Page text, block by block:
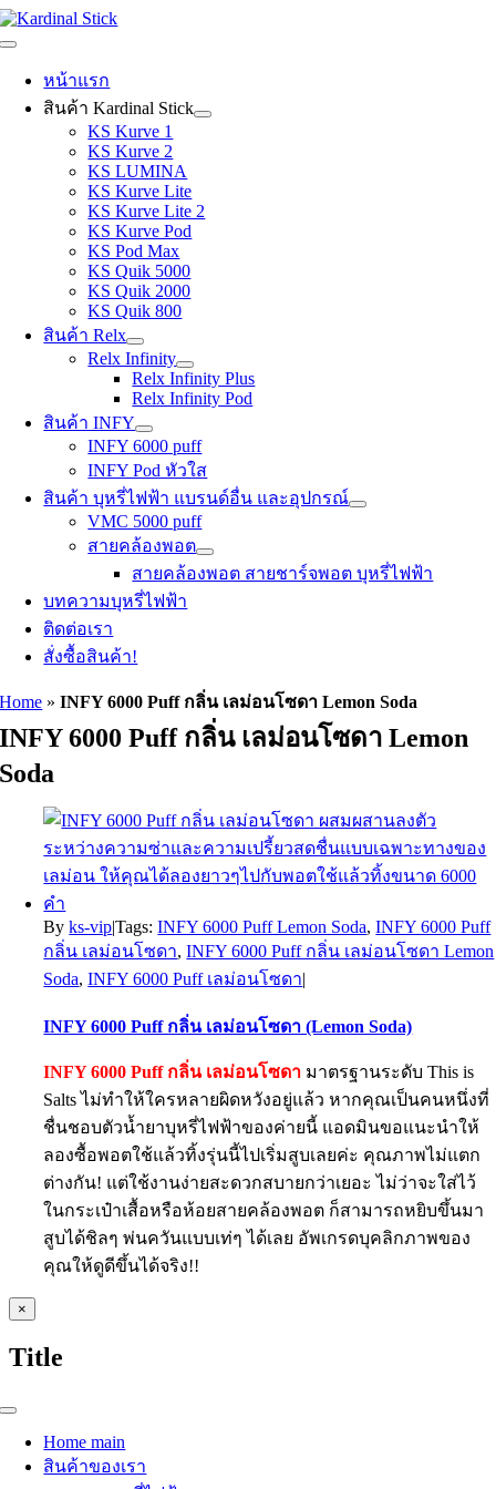
Skip
to
Toggle
Navigation
หน้าแรก
สินค้า Kardinal Stick
KS Kurve 1
KS Kurve 2
KS LUMINA
KS Kurve Lite
KS Kurve Lite 2
KS Kurve Pod
KS Pod Max
KS Quik 5000
KS Quik 2000
KS Quik 800
สินค้า Relx
Relx Infinity
Relx Infinity Plus
Relx Infinity Pod
สินค้า INFY
INFY 6000 puff
INFY Pod หัวใส
สินค้า บุหรี่ไฟฟ้า แบรนด์อื่น และอุปกรณ์
VMC 5000 puff
สายคล้องพอต
สายคล้องพอต สายชาร์จพอต บุหรี่ไฟฟ้า
บทความบุหรี่ไฟฟ้า
ติดต่อเรา
สั่งซื้อสินค้า!
Home »INFY 6000 Puff กลิ่น เลม่อนโซดา Lemon Soda
INFY 6000 Puff กลิ่น เลม่อนโซดา Lemon
Soda
Byks-vip|Tags:INFY 6000 Puff Lemon Soda,INFY 6000 Puff
กลิ่น เลม่อนโซดา,INFY 6000 Puff กลิ่น เลม่อนโซดา Lemon
Soda,INFY 6000 Puff เลม่อนโซดา|
INFY 6000 Puff กลิ่น เลม่อนโซดา (Lemon Soda)
INFY 6000 Puff กลิ่น เลม่อนโซดา มาตรฐานระดับ This is
Salts ไม่ทำให้ใครหลายผิดหวังอยู่แล้ว หากคุณเป็นคนหนึ่งที่
ชื่นชอบตัวน้ำยาบุหรี่ไฟฟ้าของค่ายนี้ แอดมินขอแนะนำให้
ลองซื้อพอตใช้แล้วทิ้งรุ่นนี้ไปเริ่มสูบเลยค่ะ คุณภาพไม่แตก
ต่างกัน! แต่ใช้งานง่ายสะดวกสบายกว่าเยอะ ไม่ว่าจะใส่ไว้
ในกระเป๋าเสื้อหรือห้อยสายคล้องพอต ก็สามารถหยิบขึ้นมา
สูบได้ชิลๆ พ่นควันแบบเท่ๆ ได้เลย อัพเกรดบุคลิกภาพของ
คุณให้ดูดีขึ้นได้จริง!!
Close
product
view
×
Title
Toggle
NavigationHome main
สินค้าของเรา